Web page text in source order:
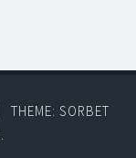
THEME: SORBET
.